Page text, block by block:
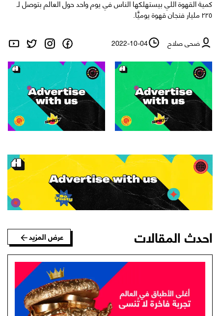
كمية القهوة اللي بيستهلكها الناس في يوم واحد حول العالم بتوصل لـ
٢٢٥ مليار فنجان قهوة يوميًّا.
ضحى صلاح 2022-10-04
احدث المقالات عرض المزيد